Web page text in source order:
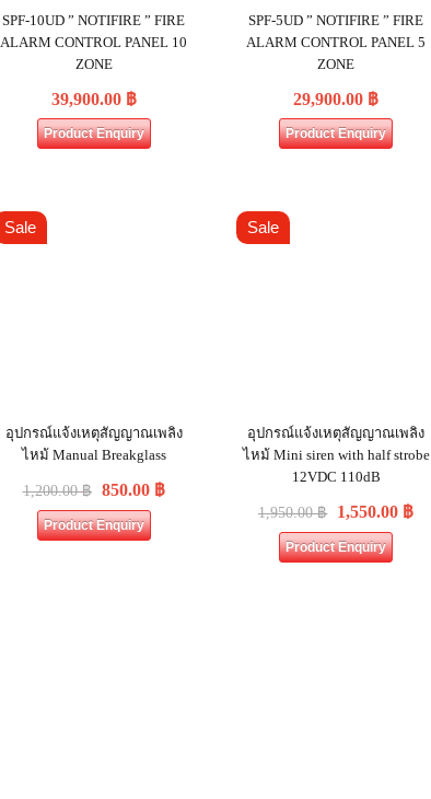
SPF-10UD ” NOTIFIRE ” FIRE
ALARM CONTROL PANEL 10
ZONE
39,900.00 ฿
Product Enquiry
SPF-5UD ” NOTIFIRE ” FIRE
ALARM CONTROL PANEL 5
ZONE
29,900.00 ฿
Product Enquiry
Sale
อุปกรณ์แจ้งเหตุสัญญาณเพลิง
ไหม้ Manual Breakglass
1,200.00฿ 850.00 ฿
Product Enquiry
Sale
อุปกรณ์แจ้งเหตุสัญญาณเพลิง
ไหม้ Mini siren with half strobe
12VDC 110dB
1,950.00฿ 1,550.00 ฿
Product Enquiry